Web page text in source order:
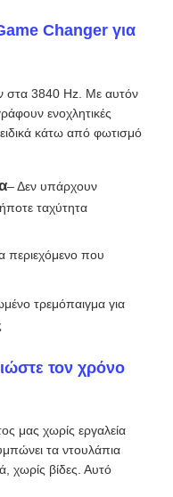
Changer για
στα 3840 Hz. Με αυτόν
ενοχλητικές
κάτω από φωτισμό
– Δεν υπάρχουν
ταχύτητα
περιεχόμενο που
τρεμόπαιγμα για
τον χρόνο
μας χωρίς εργαλεία
τα ντουλάπια
χωρίς βίδες. Αυτό